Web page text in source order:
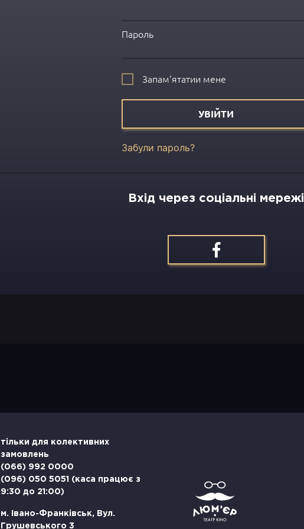
Пароль
Запам'ятатии мене
УВІЙТИ
Забули пароль?
Вхід через соціальні мережі
тільки для колективних
замовлень
(066) 992 0000
(096) 050 5051 (каса працює з
9:30 до 21:00)
м. Івано-Франківськ, Вул.
Грушевського 3